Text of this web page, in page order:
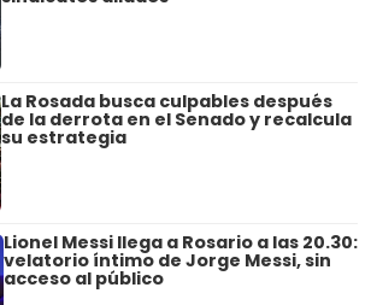
La Rosada busca culpables después
de la derrota en el Senado y recalcula
su estrategia
Lionel Messi llega a Rosario a las 20.30:
velatorio íntimo de Jorge Messi, sin
acceso al público